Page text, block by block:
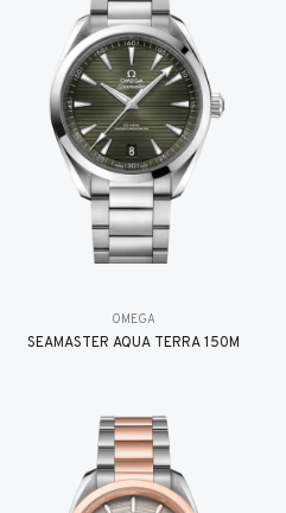
OMEGA
SEAMASTER AQUA TERRA 150M